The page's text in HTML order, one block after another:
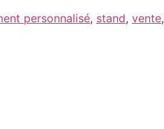
personnalisé, stand, vente,